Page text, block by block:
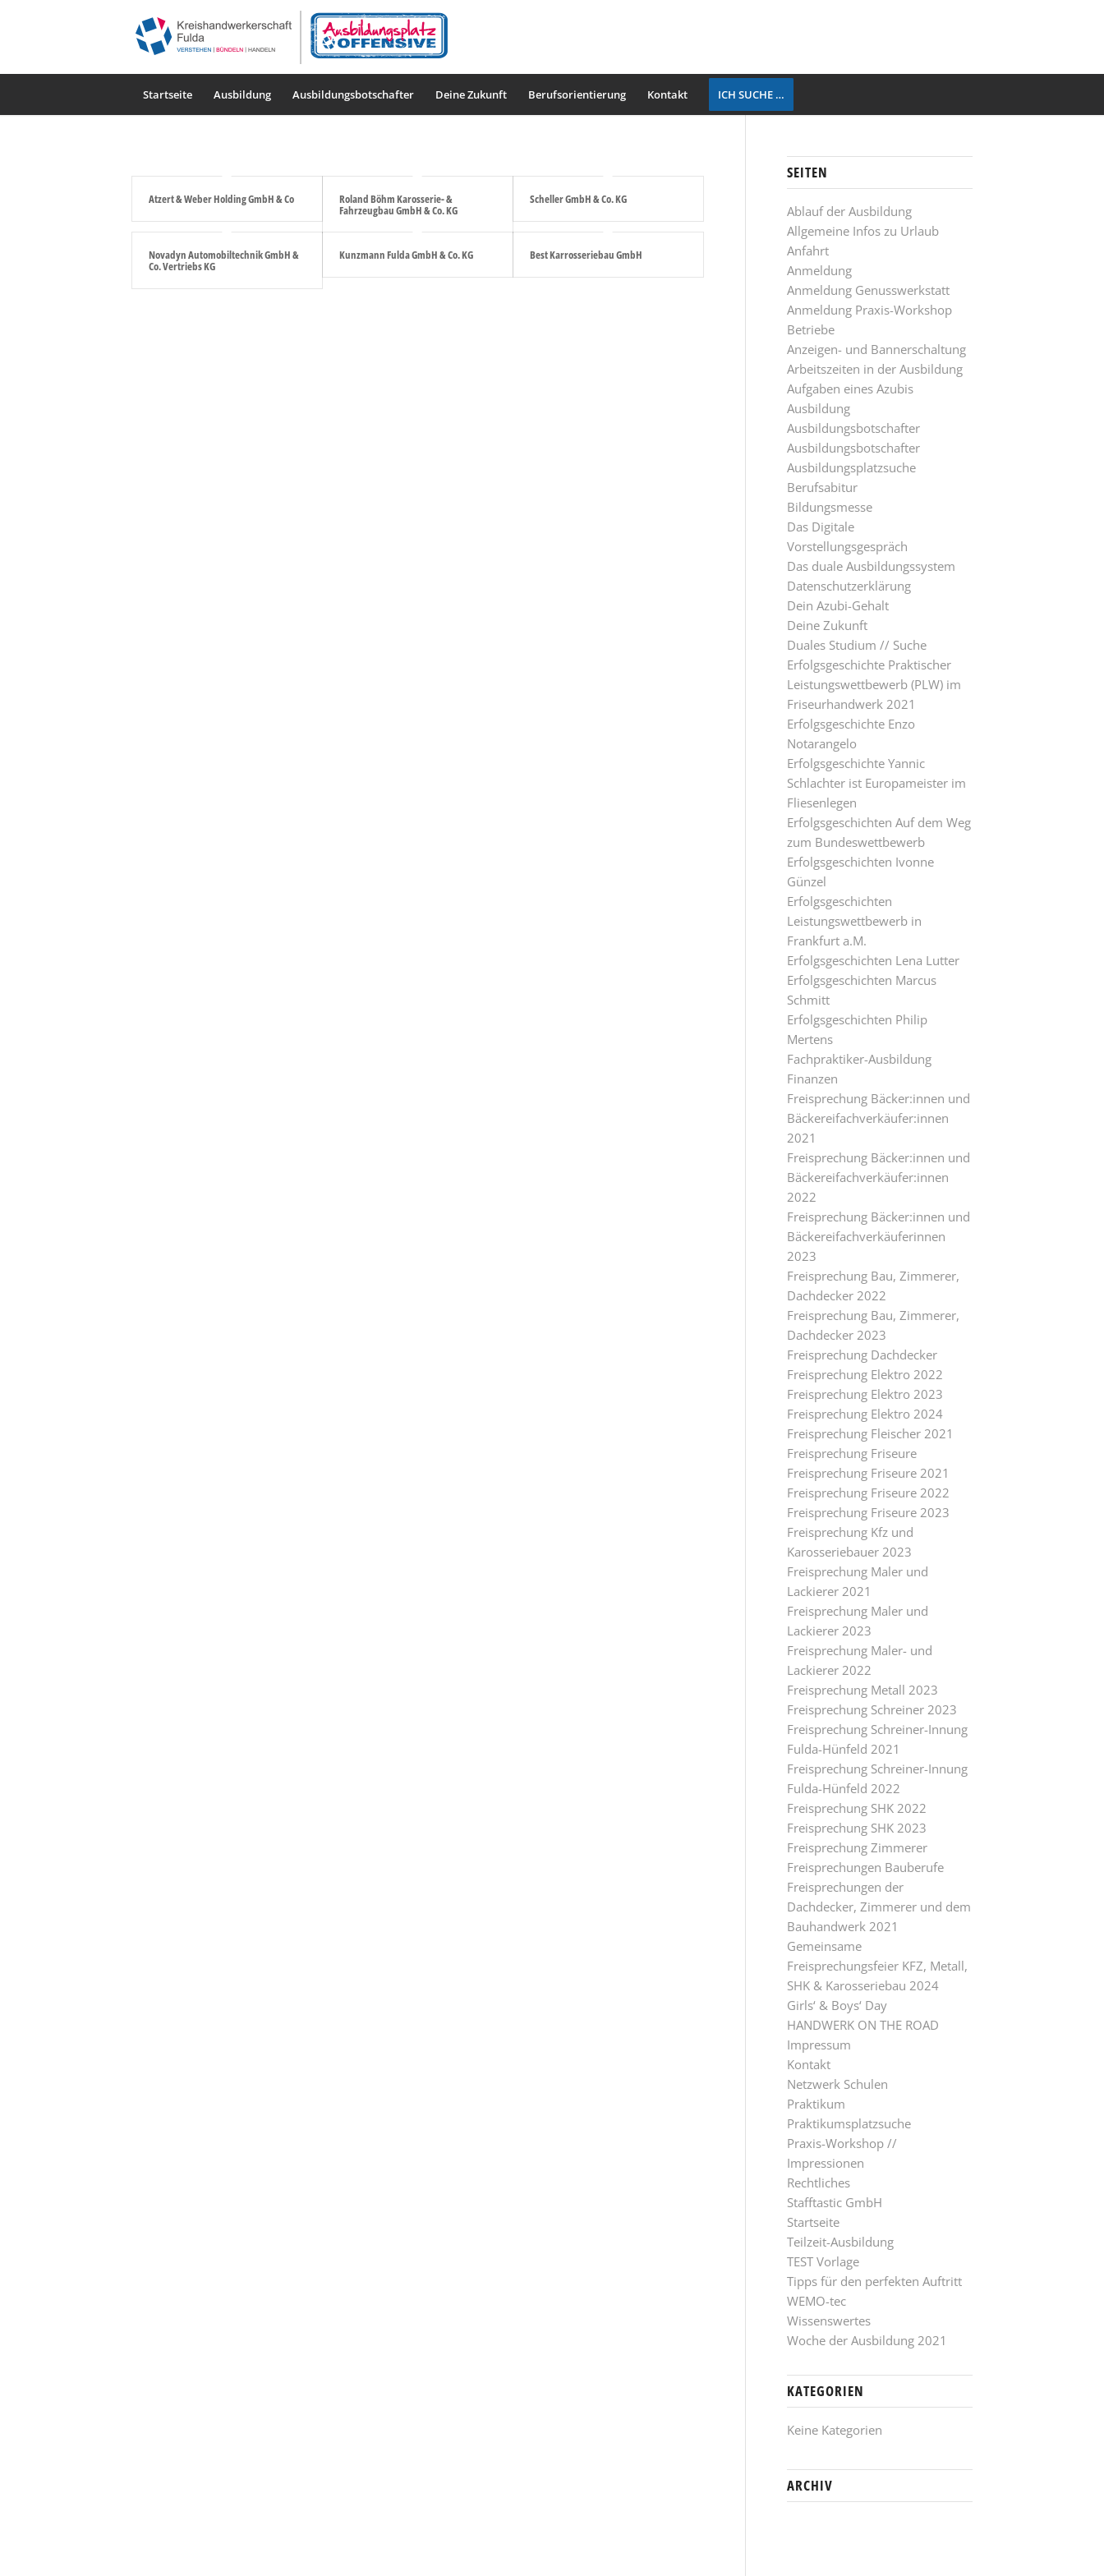
Startseite Ausbildung Ausbildungsbotschafter Deine Zukunft Berufsorientierung Kontakt ICH SUCHE …
Atzert & Weber Holding GmbH & Co Roland Böhm Karosserie- &
Fahrzeugbau GmbH & Co. KG
Scheller GmbH & Co. KG
Novadyn Automobiltechnik GmbH &
Co. Vertriebs KG
Kunzmann Fulda GmbH & Co. KG Best Karrosseriebau GmbH
SEITEN
Ablauf der Ausbildung
Allgemeine Infos zu Urlaub
Anfahrt
Anmeldung
Anmeldung Genusswerkstatt
Anmeldung Praxis-Workshop
Betriebe
Anzeigen- und Bannerschaltung
Arbeitszeiten in der Ausbildung
Aufgaben eines Azubis
Ausbildung
Ausbildungsbotschafter
Ausbildungsbotschafter
Ausbildungsplatzsuche
Berufsabitur
Bildungsmesse
Das Digitale
Vorstellungsgespräch
Das duale Ausbildungssystem
Datenschutzerklärung
Dein Azubi-Gehalt
Deine Zukunft
Duales Studium // Suche
Erfolgsgeschichte Praktischer
Leistungswettbewerb (PLW) im
Friseurhandwerk 2021
Erfolgsgeschichte Enzo
Notarangelo
Erfolgsgeschichte Yannic
Schlachter ist Europameister im
Fliesenlegen
Erfolgsgeschichten Auf dem Weg
zum Bundeswettbewerb
Erfolgsgeschichten Ivonne
Günzel
Erfolgsgeschichten
Leistungswettbewerb in
Frankfurt a.M.
Erfolgsgeschichten Lena Lutter
Erfolgsgeschichten Marcus
Schmitt
Erfolgsgeschichten Philip
Mertens
Fachpraktiker-Ausbildung
Finanzen
Freisprechung Bäcker:innen und
Bäckereifachverkäufer:innen
2021
Freisprechung Bäcker:innen und
Bäckereifachverkäufer:innen
2022
Freisprechung Bäcker:innen und
Bäckereifachverkäuferinnen
2023
Freisprechung Bau, Zimmerer,
Dachdecker 2022
Freisprechung Bau, Zimmerer,
Dachdecker 2023
Freisprechung Dachdecker
Freisprechung Elektro 2022
Freisprechung Elektro 2023
Freisprechung Elektro 2024
Freisprechung Fleischer 2021
Freisprechung Friseure
Freisprechung Friseure 2021
Freisprechung Friseure 2022
Freisprechung Friseure 2023
Freisprechung Kfz und
Karosseriebauer 2023
Freisprechung Maler und
Lackierer 2021
Freisprechung Maler und
Lackierer 2023
Freisprechung Maler- und
Lackierer 2022
Freisprechung Metall 2023
Freisprechung Schreiner 2023
Freisprechung Schreiner-Innung
Fulda-Hünfeld 2021
Freisprechung Schreiner-Innung
Fulda-Hünfeld 2022
Freisprechung SHK 2022
Freisprechung SHK 2023
Freisprechung Zimmerer
Freisprechungen Bauberufe
Freisprechungen der
Dachdecker, Zimmerer und dem
Bauhandwerk 2021
Gemeinsame
Freisprechungsfeier KFZ, Metall,
SHK & Karosseriebau 2024
Girls‘ & Boys‘ Day
HANDWERK ON THE ROAD
Impressum
Kontakt
Netzwerk Schulen
Praktikum
Praktikumsplatzsuche
Praxis-Workshop //
Impressionen
Rechtliches
Stafftastic GmbH
Startseite
Teilzeit-Ausbildung
TEST Vorlage
Tipps für den perfekten Auftritt
WEMO-tec
Wissenswertes
Woche der Ausbildung 2021
KATEGORIEN
Keine Kategorien
ARCHIV